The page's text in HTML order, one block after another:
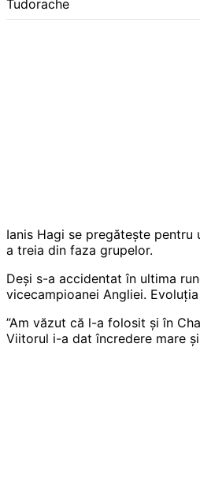
Ianis Hagi se pregătește
a treia din faza grupelor.
Deși s-a accidentat în ultima
vicecampioanei Angliei.
”Am văzut că l-a folosit şi în
Viitorul i-a dat încredere mare